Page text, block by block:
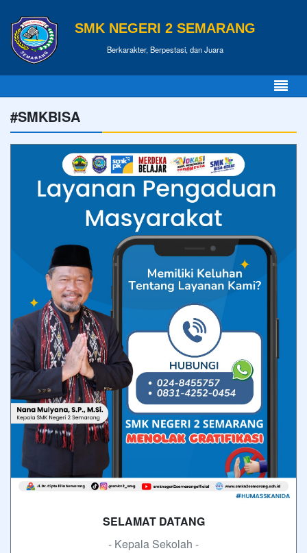
SMK NEGERI 2 SEMARANG
Berkarakter, Berpestasi, dan Juara
#SMKBISA
SELAMAT DATANG
- Kepala Sekolah -